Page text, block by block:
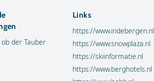
der Tauber
Links
https://www.indebergen.nl
https://www.snowplaza.nl
https://skiinformatie.nl
https://www.berghotels.nl